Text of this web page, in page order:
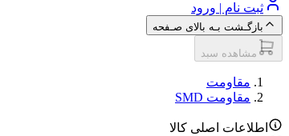
ثبت نام | ورود
بازگـشت بـه بالای صـفحه
مشاهده سبد
مقاومت‌
مقاومت SMD
اطلاعات اصلی کالا